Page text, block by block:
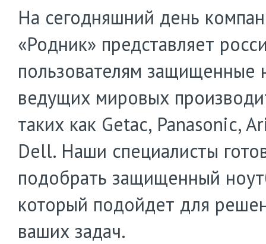
На сегодняшний день
«Родник» представляет
пользователям защищенные
ведущих мировых
таких как Getac, Panasonic,
Dell. Наши специалисты
подобрать защищенный
который подойдет для
ваших задач.